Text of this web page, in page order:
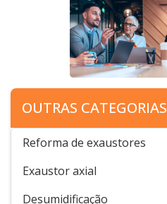
OUTRAS CATEGORIAS
Reforma de exaustores
Exaustor axial
Desumidificação